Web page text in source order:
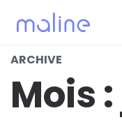
ARCHIVE
Mois :